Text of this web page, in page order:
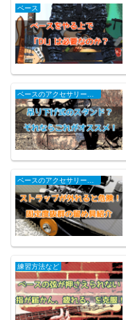
ベース
練習方法など